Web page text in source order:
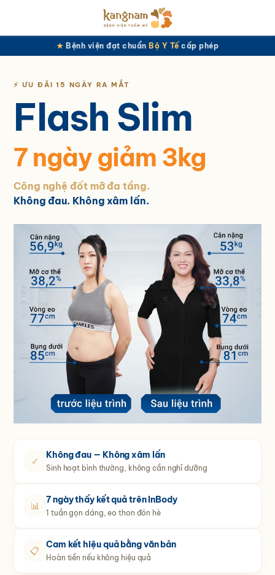
★ Bệnh viện đạt chuẩn Bộ Y Tế cấp phép
⚡ ƯU ĐÃI 15 NGÀY RA MẮT
Flash Slim
7 ngày giảm 3kg
Công nghệ đốt mỡ đa tầng.
Không đau. Không xâm lấn.
✓
Không đau — Không xâm lấn
Sinh hoạt bình thường, không cần nghỉ dưỡng
📊
7 ngày thấy kết quả trên InBody
1 tuần gọn dáng, eo thon đón hè
📋
Cam kết hiệu quả bằng văn bản
Hoàn tiền nếu không hiệu quả